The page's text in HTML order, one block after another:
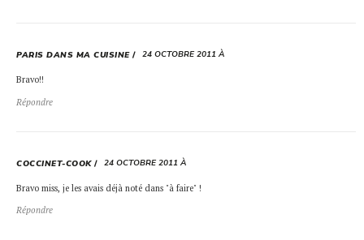
PARIS DANS MA CUISINE 24 OCTOBRE 2011 À
Bravo!!
Répondre
COCCINET-COOK 24 OCTOBRE 2011 À
Bravo miss, je les avais déjà noté dans "à faire" !
Répondre